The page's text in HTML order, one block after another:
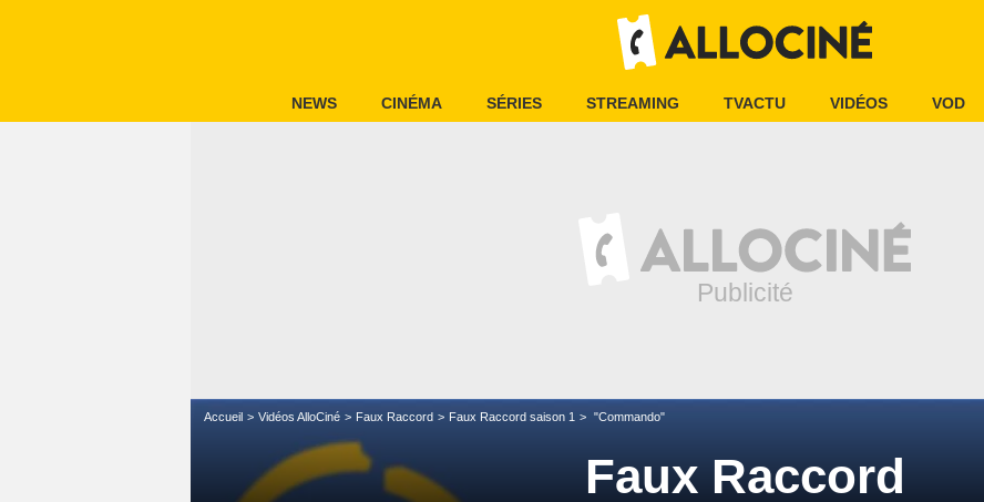
NEWS CINÉMA SÉRIES STREAMING TVACTU VIDÉOS VOD
Accueil Vidéos AlloCiné Faux Raccord Faux Raccord saison 1 "Commando"
Faux Raccord